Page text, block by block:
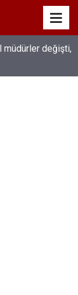
müdürler değişti,